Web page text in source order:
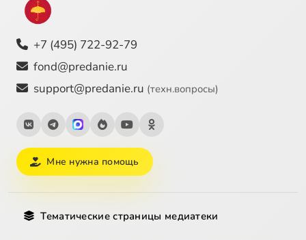
+7 (495) 722-92-79
fond@predanie.ru
support@predanie.ru (техн.вопросы)
Мне нужна помощь
Тематические страницы медиатеки